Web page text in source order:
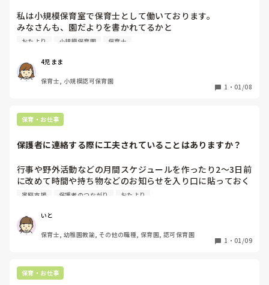
私は小規模保育室で保育士として働いております。
みなさんも、園だよりを書かれてるかと
思いますが手書きでしょうか？？
私の園は手書きにこだわってまして字が苦手な
先生のときは読みにくかったりします😅笑
おたより 小規模保育園 保育士
4児まま
保育士, 小規模認可保育園
1 ・ 01/08
保育・お仕事
保護者に連絡する際に工夫されていることはありますか？
行事や野外活動などの月間スケジュールを作ったり2〜3日前
に改めて時間や持ち物などのお知らせを入り口に貼っておく
ようにする。など工夫しているのですがどうしてもお知らせ
個別にお声がけするのがいちばんなのですが難しい場合もあ
ります。みなさんはお知らせなどの貼り出しはどのように工
家庭支援 保護者のつながり おたより
いと
保育士, 幼稚園教諭, その他の職種, 保育園, 認可保育園
1 ・ 01/09
保育・お仕事